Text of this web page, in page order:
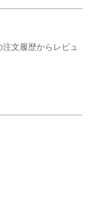
注文履歴からレビュ